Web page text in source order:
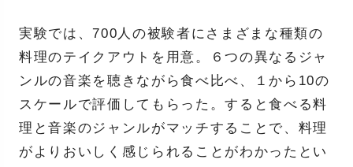
実験では、700人の被験者にさまざまな種類の
料理のテイクアウトを用意。６つの異なるジャ
ンルの音楽を聴きながら食べ比べ、１から10の
スケールで評価してもらった。すると食べる料
理と音楽のジャンルがマッチすることで、料理
がよりおいしく感じられることがわかったとい